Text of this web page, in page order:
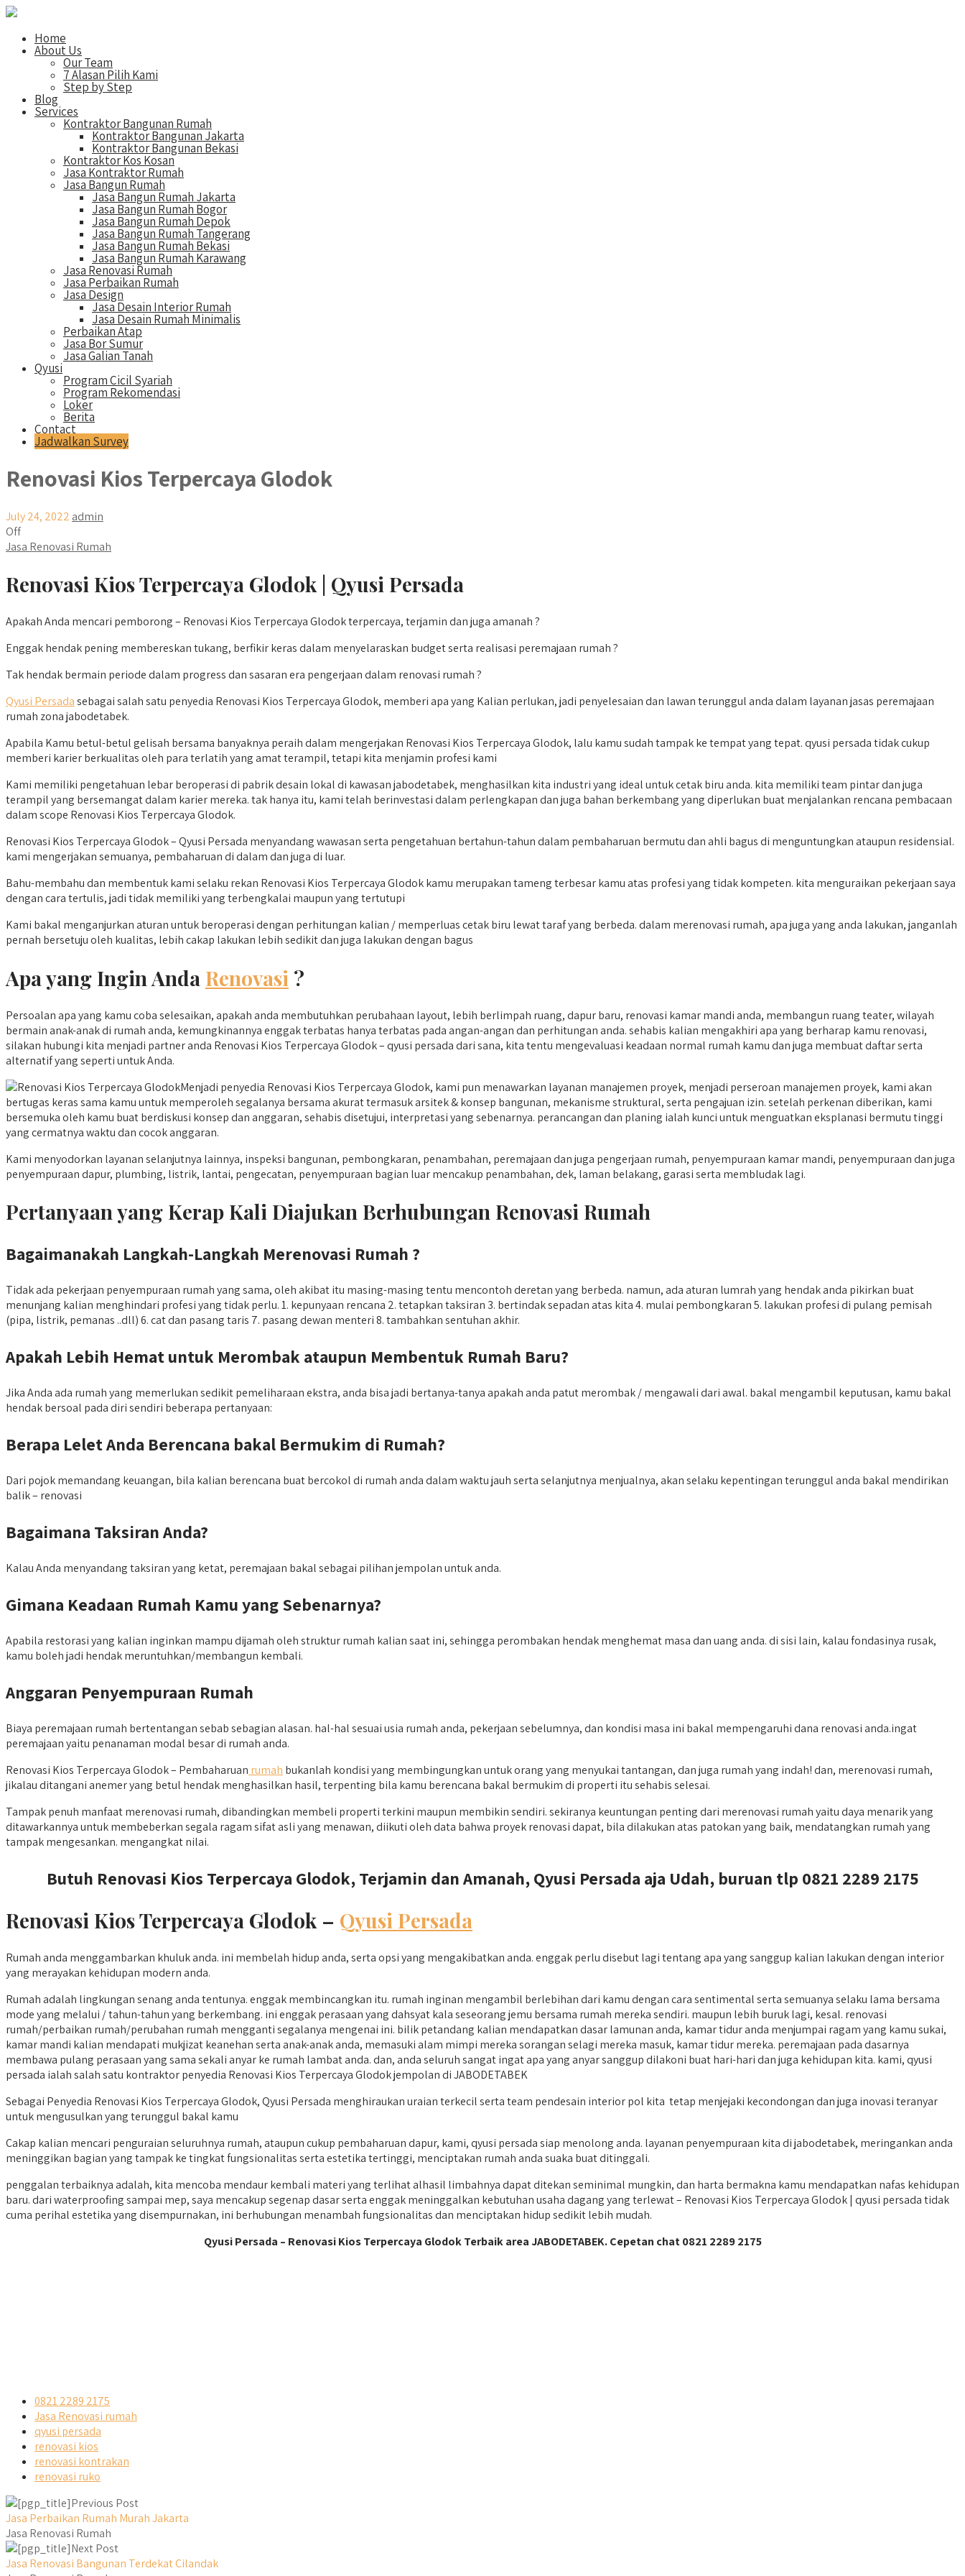
Home
About Us
Our Team
7 Alasan Pilih Kami
Step by Step
Blog
Services
Kontraktor Bangunan Rumah
Kontraktor Bangunan Jakarta
Kontraktor Bangunan Bekasi
Kontraktor Kos Kosan
Jasa Kontraktor Rumah
Jasa Bangun Rumah
Jasa Bangun Rumah Jakarta
Jasa Bangun Rumah Bogor
Jasa Bangun Rumah Depok
Jasa Bangun Rumah Tangerang
Jasa Bangun Rumah Bekasi
Jasa Bangun Rumah Karawang
Jasa Renovasi Rumah
Jasa Perbaikan Rumah
Jasa Design
Jasa Desain Interior Rumah
Jasa Desain Rumah Minimalis
Perbaikan Atap
Jasa Bor Sumur
Jasa Galian Tanah
Qyusi
Program Cicil Syariah
Program Rekomendasi
Loker
Berita
Contact
Jadwalkan Survey
Renovasi Kios Terpercaya Glodok
July 24, 2022 admin
Off
Jasa Renovasi Rumah
Renovasi Kios Terpercaya Glodok | Qyusi Persada
Apakah Anda mencari pemborong – Renovasi Kios Terpercaya Glodok terpercaya, terjamin dan juga amanah ?
Enggak hendak pening membereskan tukang, berfikir keras dalam menyelaraskan budget serta realisasi peremajaan rumah ?
Tak hendak bermain periode dalam progress dan sasaran era pengerjaan dalam renovasi rumah ?
Qyusi Persadasebagai salah satu penyedia Renovasi Kios Terpercaya Glodok, memberi apa yang Kalian perlukan, jadi penyelesaian dan lawan terunggul anda dalam layanan jasas peremajaan
rumah zona jabodetabek.
Apabila Kamu betul-betul gelisah bersama banyaknya peraih dalam mengerjakan Renovasi Kios Terpercaya Glodok, lalu kamu sudah tampak ke tempat yang tepat. qyusi persada tidak cukup
memberi karier berkualitas oleh para terlatih yang amat terampil, tetapi kita menjamin profesi kami
Kami memiliki pengetahuan lebar beroperasi di pabrik desain lokal di kawasan jabodetabek, menghasilkan kita industri yang ideal untuk cetak biru anda. kita memiliki team pintar dan juga
terampil yang bersemangat dalam karier mereka. tak hanya itu, kami telah berinvestasi dalam perlengkapan dan juga bahan berkembang yang diperlukan buat menjalankan rencana pembacaan
dalam scope Renovasi Kios Terpercaya Glodok.
Renovasi Kios Terpercaya Glodok – Qyusi Persada menyandang wawasan serta pengetahuan bertahun-tahun dalam pembaharuan bermutu dan ahli bagus di menguntungkan ataupun residensial.
kami mengerjakan semuanya, pembaharuan di dalam dan juga di luar.
Bahu-membahu dan membentuk kami selaku rekan Renovasi Kios Terpercaya Glodok kamu merupakan tameng terbesar kamu atas profesi yang tidak kompeten. kita menguraikan pekerjaan saya
dengan cara tertulis, jadi tidak memiliki yang terbengkalai maupun yang tertutupi
Kami bakal menganjurkan aturan untuk beroperasi dengan perhitungan kalian / memperluas cetak biru lewat taraf yang berbeda. dalam merenovasi rumah, apa juga yang anda lakukan, janganlah
pernah bersetuju oleh kualitas, lebih cakap lakukan lebih sedikit dan juga lakukan dengan bagus
Apa yang Ingin Anda Renovasi ?
Persoalan apa yang kamu coba selesaikan, apakah anda membutuhkan perubahaan layout, lebih berlimpah ruang, dapur baru, renovasi kamar mandi anda, membangun ruang teater, wilayah
bermain anak-anak di rumah anda, kemungkinannya enggak terbatas hanya terbatas pada angan-angan dan perhitungan anda. sehabis kalian mengakhiri apa yang berharap kamu renovasi,
silakan hubungi kita menjadi partner anda Renovasi Kios Terpercaya Glodok – qyusi persada dari sana, kita tentu mengevaluasi keadaan normal rumah kamu dan juga membuat daftar serta
alternatif yang seperti untuk Anda.
Menjadi penyedia Renovasi Kios Terpercaya Glodok, kami pun menawarkan layanan manajemen proyek, menjadi perseroan manajemen proyek, kami akan
bertugas keras sama kamu untuk memperoleh segalanya bersama akurat termasuk arsitek & konsep bangunan, mekanisme struktural, serta pengajuan izin. setelah perkenan diberikan, kami
bersemuka oleh kamu buat berdiskusi konsep dan anggaran, sehabis disetujui, interpretasi yang sebenarnya. perancangan dan planing ialah kunci untuk menguatkan eksplanasi bermutu tinggi
yang cermatnya waktu dan cocok anggaran.
Kami menyodorkan layanan selanjutnya lainnya, inspeksi bangunan, pembongkaran, penambahan, peremajaan dan juga pengerjaan rumah, penyempuraan kamar mandi, penyempuraan dan juga
penyempuraan dapur, plumbing, listrik, lantai, pengecatan, penyempuraan bagian luar mencakup penambahan, dek, laman belakang, garasi serta membludak lagi.
Pertanyaan yang Kerap Kali Diajukan Berhubungan Renovasi Rumah
Bagaimanakah Langkah-Langkah Merenovasi Rumah ?
Tidak ada pekerjaan penyempuraan rumah yang sama, oleh akibat itu masing-masing tentu mencontoh deretan yang berbeda. namun, ada aturan lumrah yang hendak anda pikirkan buat
menunjang kalian menghindari profesi yang tidak perlu. 1. kepunyaan rencana 2. tetapkan taksiran 3. bertindak sepadan atas kita 4. mulai pembongkaran 5. lakukan profesi di pulang pemisah
(pipa, listrik, pemanas ..dll) 6. cat dan pasang taris 7. pasang dewan menteri 8. tambahkan sentuhan akhir.
Apakah Lebih Hemat untuk Merombak ataupun Membentuk Rumah Baru?
Jika Anda ada rumah yang memerlukan sedikit pemeliharaan ekstra, anda bisa jadi bertanya-tanya apakah anda patut merombak / mengawali dari awal. bakal mengambil keputusan, kamu bakal
hendak bersoal pada diri sendiri beberapa pertanyaan:
Berapa Lelet Anda Berencana bakal Bermukim di Rumah?
Dari pojok memandang keuangan, bila kalian berencana buat bercokol di rumah anda dalam waktu jauh serta selanjutnya menjualnya, akan selaku kepentingan terunggul anda bakal mendirikan
balik – renovasi
Bagaimana Taksiran Anda?
Kalau Anda menyandang taksiran yang ketat, peremajaan bakal sebagai pilihan jempolan untuk anda.
Gimana Keadaan Rumah Kamu yang Sebenarnya?
Apabila restorasi yang kalian inginkan mampu dijamah oleh struktur rumah kalian saat ini, sehingga perombakan hendak menghemat masa dan uang anda. di sisi lain, kalau fondasinya rusak,
kamu boleh jadi hendak meruntuhkan/membangun kembali.
Anggaran Penyempuraan Rumah
Biaya peremajaan rumah bertentangan sebab sebagian alasan. hal-hal sesuai usia rumah anda, pekerjaan sebelumnya, dan kondisi masa ini bakal mempengaruhi dana renovasi anda.ingat
peremajaan yaitu penanaman modal besar di rumah anda.
Renovasi Kios Terpercaya Glodok – Pembaharuan rumah bukanlah kondisi yang membingungkan untuk orang yang menyukai tantangan, dan juga rumah yang indah! dan, merenovasi rumah,
jikalau ditangani anemer yang betul hendak menghasilkan hasil, terpenting bila kamu berencana bakal bermukim di properti itu sehabis selesai.
Tampak penuh manfaat merenovasi rumah, dibandingkan membeli properti terkini maupun membikin sendiri. sekiranya keuntungan penting dari merenovasi rumah yaitu daya menarik yang
ditawarkannya untuk membeberkan segala ragam sifat asli yang menawan, diikuti oleh data bahwa proyek renovasi dapat, bila dilakukan atas patokan yang baik, mendatangkan rumah yang
tampak mengesankan. mengangkat nilai.
Butuh Renovasi Kios Terpercaya Glodok, Terjamin dan Amanah, Qyusi Persada aja Udah, buruan tlp 0821 2289 2175
Renovasi Kios Terpercaya Glodok – Qyusi Persada
Rumah anda menggambarkan khuluk anda. ini membelah hidup anda, serta opsi yang mengakibatkan anda. enggak perlu disebut lagi tentang apa yang sanggup kalian lakukan dengan interior
yang merayakan kehidupan modern anda.
Rumah adalah lingkungan senang anda tentunya. enggak membincangkan itu. rumah inginan mengambil berlebihan dari kamu dengan cara sentimental serta semuanya selaku lama bersama
mode yang melalui / tahun-tahun yang berkembang. ini enggak perasaan yang dahsyat kala seseorang jemu bersama rumah mereka sendiri. maupun lebih buruk lagi, kesal. renovasi
rumah/perbaikan rumah/perubahan rumah mengganti segalanya mengenai ini. bilik petandang kalian mendapatkan dasar lamunan anda, kamar tidur anda menjumpai ragam yang kamu sukai,
kamar mandi kalian mendapati mukjizat keanehan serta anak-anak anda, memasuki alam mimpi mereka sorangan selagi mereka masuk, kamar tidur mereka. peremajaan pada dasarnya
membawa pulang perasaan yang sama sekali anyar ke rumah lambat anda. dan, anda seluruh sangat ingat apa yang anyar sanggup dilakoni buat hari-hari dan juga kehidupan kita. kami, qyusi
persada ialah salah satu kontraktor penyedia Renovasi Kios Terpercaya Glodok jempolan di JABODETABEK
Sebagai Penyedia Renovasi Kios Terpercaya Glodok, Qyusi Persada menghiraukan uraian terkecil serta team pendesain interior pol kita tetap menjejaki kecondongan dan juga inovasi teranyar
untuk mengusulkan yang terunggul bakal kamu
Cakap kalian mencari penguraian seluruhnya rumah, ataupun cukup pembaharuan dapur, kami, qyusi persada siap menolong anda. layanan penyempuraan kita di jabodetabek, meringankan anda
meninggikan bagian yang tampak ke tingkat fungsionalitas serta estetika tertinggi, menciptakan rumah anda suaka buat ditinggali.
penggalan terbaiknya adalah, kita mencoba mendaur kembali materi yang terlihat alhasil limbahnya dapat ditekan seminimal mungkin, dan harta bermakna kamu mendapatkan nafas kehidupan
baru. dari waterproofing sampai mep, saya mencakup segenap dasar serta enggak meninggalkan kebutuhan usaha dagang yang terlewat – Renovasi Kios Terpercaya Glodok | qyusi persada tidak
cuma perihal estetika yang disempurnakan, ini berhubungan menambah fungsionalitas dan menciptakan hidup sedikit lebih mudah.
Qyusi Persada – Renovasi Kios Terpercaya Glodok Terbaik area JABODETABEK. Cepetan chat 0821 2289 2175
0821 2289 2175
Jasa Renovasi rumah
qyusi persada
renovasi kios
renovasi kontrakan
renovasi ruko
Previous Post
Jasa Perbaikan Rumah Murah Jakarta
Jasa Renovasi Rumah
Next Post
Jasa Renovasi Bangunan Terdekat Cilandak